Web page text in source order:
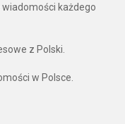
każdego
z Polski.
w Polsce.